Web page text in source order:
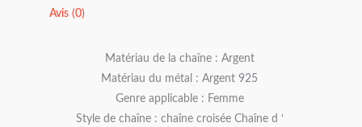
Avis (0)
Matériau de la chaîne : Argent
Matériau du métal : Argent 925
Genre applicable : Femme
Style de chaîne : chaîne croisée Chaîne d ‘